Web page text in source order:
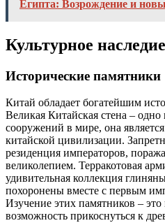
Египта: Возрождение и
Культурное
Исторические памятники
Китай обладает богатейшим
Великая Китайская стена –
сооружений в мире, она
китайской цивилизации.
резиденция императоров,
великолепием. Терракотовая
удивительная коллекция
похоронены вместе с первым
Изучение этих памятников –
возможность прикоснуться к